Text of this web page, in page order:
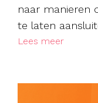
naar manieren
te laten
Lees meer